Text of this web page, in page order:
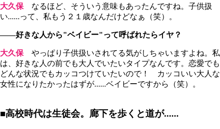
大久保
なるほど、そういう意味もあったんですね。子供扱
い......って、私もう２１歳なんだけどなぁ（笑）。
――好きな人から"ベイビー"って呼ばれたらイヤ？
大久保 やっぱり子供扱いされてる気がしちゃいますよね。私
は、好きな人の前でも大人でいたいタイプなんです。恋愛でも
どんな状況でもカッコつけていたいので！ カッコいい大人な
女性になりたかったはずが......ベイビーですから（笑）。
■高校時代は生徒会。廊下を歩くと道が......